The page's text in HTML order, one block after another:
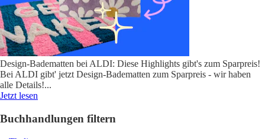
Design-Badematten bei ALDI: Diese Highlights gibt's zum Sparpreis!
Bei ALDI gibt' jetzt Design-Badematten zum Sparpreis - wir haben
alle Details!...
Jetzt lesen
Buchhandlungen filtern